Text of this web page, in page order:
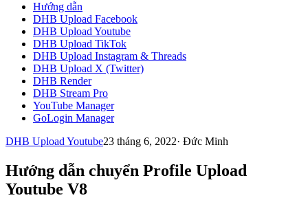
Hướng dẫn
DHB Upload Facebook
DHB Upload Youtube
DHB Upload TikTok
DHB Upload Instagram & Threads
DHB Upload X (Twitter)
DHB Render
DHB Stream Pro
YouTube Manager
GoLogin Manager
DHB Upload Youtube23 tháng 6, 2022· Đức Minh
Hướng dẫn chuyển Profile Upload
Youtube V8